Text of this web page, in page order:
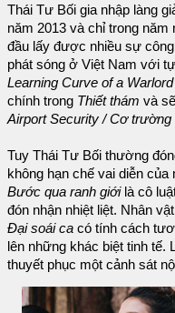
Thái Tư Bối gia nhập làng
năm 2013 và chỉ trong năm
đầu lấy được nhiều sự
phát sóng ở Việt Nam với
Learning Curve of a
chính trong Thiết thám và
Airport Security / Cơ trường
Tuy Thái Tư Bối thường
không hạn chế vai diễn
Bước qua ranh giớilà cô
đón nhận nhiệt liệt. Nhân
Đại soái ca có tính cách
lên những khác biệt tinh tế.
thuyết phục một cảnh sát